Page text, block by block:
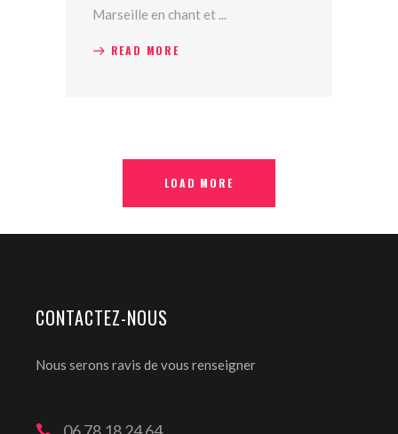
Marseille en chant et
READ MORE
LOAD MORE
CONTACTEZ-NOUS
Nous serons ravis de vous renseigner